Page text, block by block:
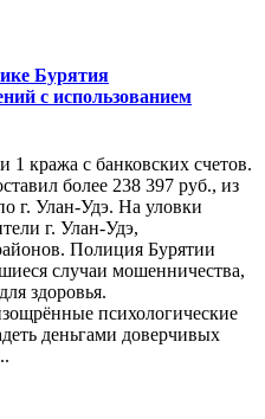
Бурятия
с использованием
кража с банковских счетов.
более 238 397 руб., из
г. Улан‑Удэ. На уловки
г. Улан‑Удэ,
Полиция Бурятии
случаи мошенничества,
здоровья.
психологические
деньгами доверчивых